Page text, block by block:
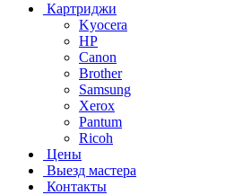
Картриджи
Kyocera
HP
Canon
Brother
Samsung
Xerox
Pantum
Ricoh
Цены
Выезд мастера
Контакты